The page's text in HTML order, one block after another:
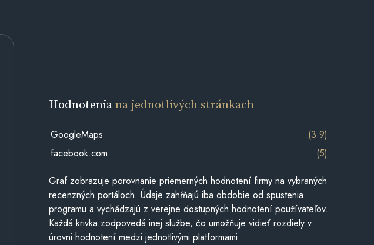
Hodnoteniana jednotlivých stránkach
GoogleMaps
(3.9)
facebook.com
(5)
Graf zobrazuje porovnanie priemerných hodnotení firmy na vybraných
recenzných portáloch. Údaje zahŕňajú iba obdobie od spustenia
programu a vychádzajú z verejne dostupných hodnotení používateľov.
Každá krivka zodpovedá inej službe, čo umožňuje vidieť rozdiely v
úrovni hodnotení medzi jednotlivými platformami.